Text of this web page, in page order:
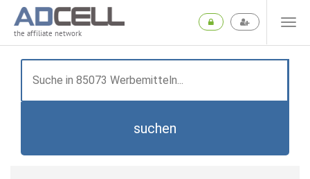
the affiliate network
suchen